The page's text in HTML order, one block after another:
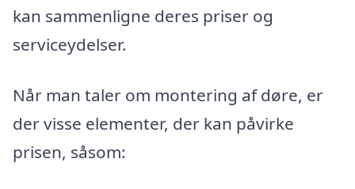
kan sammenligne deres priser og
serviceydelser.
Når man taler om montering af døre, er
der visse elementer, der kan påvirke
prisen, såsom: